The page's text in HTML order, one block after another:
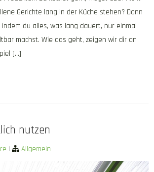
Gerichte lang in der Küche stehen? Dann
du alles, was lang dauert, nur einmal
machst. Wie das geht, zeigen wir dir an
[…]
nutzen
| Allgemein